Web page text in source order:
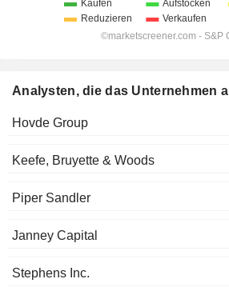
Analysten, die das Unternehmen
Hovde Group
Keefe, Bruyette & Woods
Piper Sandler
Janney Capital
Stephens Inc.